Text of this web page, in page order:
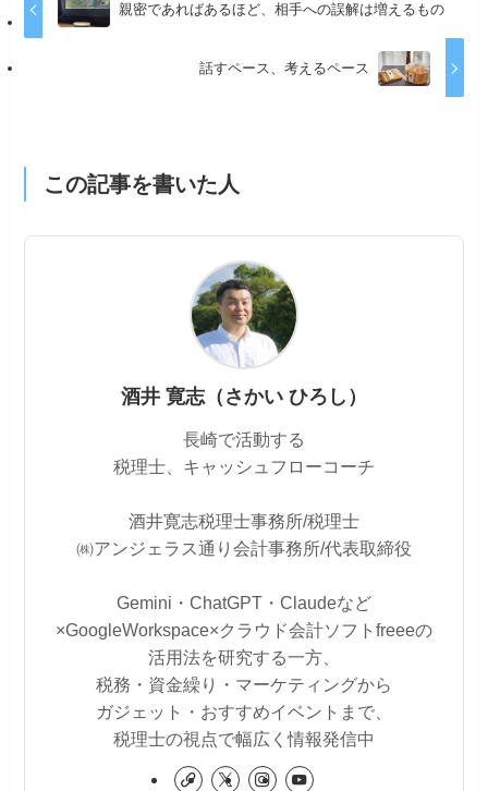
親密であればあるほど、相手への誤解は増えるもの
話すペース、考えるペース
この記事を書いた人
酒井 寛志（さかい ひろし）
長崎で活動する
税理士、キャッシュフローコーチ
酒井寛志税理士事務所/税理士
㈱アンジェラス通り会計事務所/代表取締役
Gemini・ChatGPT・Claudeなど
×GoogleWorkspace×クラウド会計ソフトfreeeの
活用法を研究する一方、
税務・資金繰り・マーケティングから
ガジェット・おすすめイベントまで、
税理士の視点で幅広く情報発信中